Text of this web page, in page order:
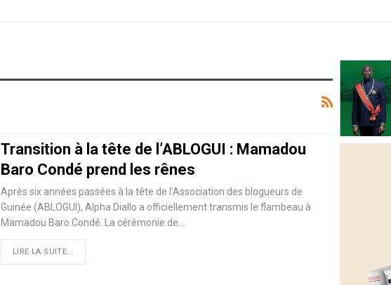
Transition à la tête de l’ABLOGUI : Mamadou
Baro Condé prend les rênes
Après six années passées à la tête de l’Association des blogueurs de
Guinée (ABLOGUI), Alpha Diallo a officiellement transmis le flambeau à
Mamadou Baro Condé. La cérémonie de…
LIRE LA SUITE...